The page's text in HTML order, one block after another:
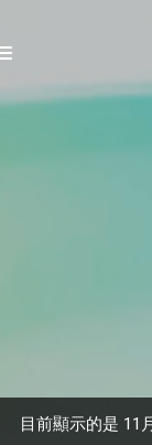
目前顯示的是 11